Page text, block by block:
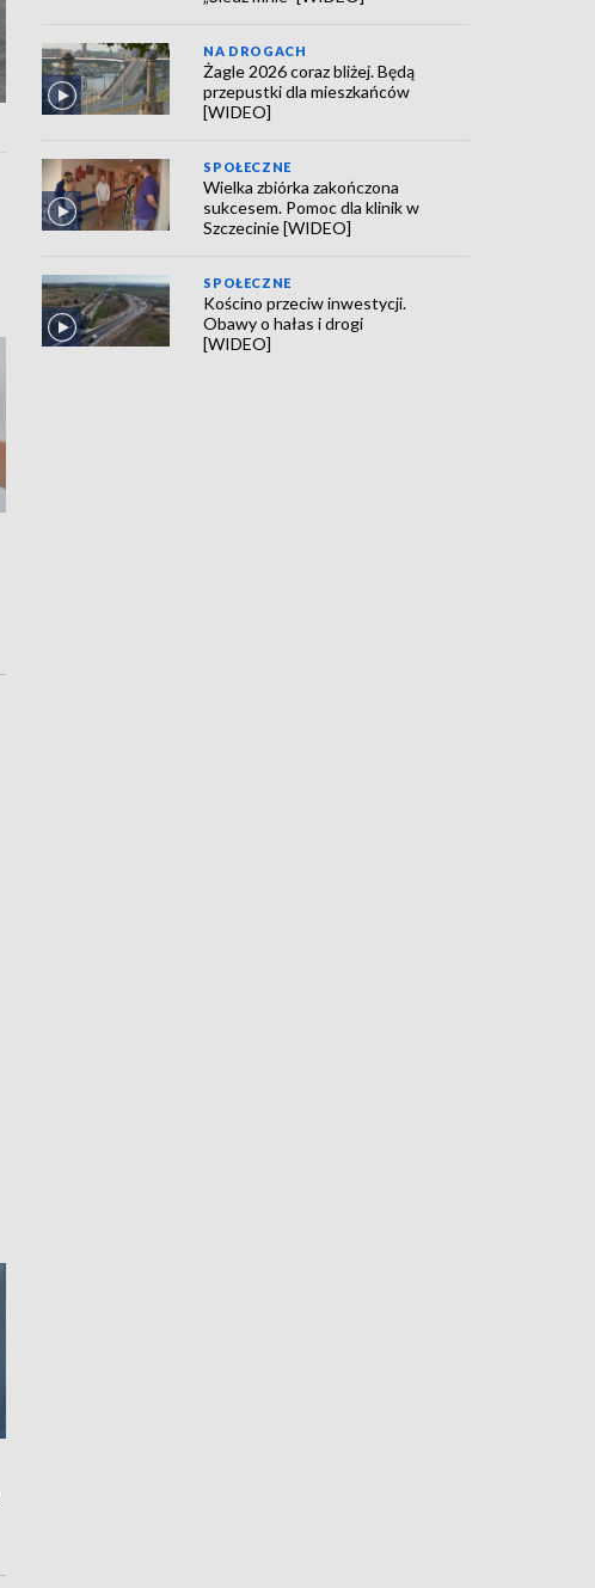
NA DROGACH
Żagle 2026 coraz bliżej. Będą
przepustki dla mieszkańców
[WIDEO]
SPOŁECZNE
Wielka zbiórka zakończona
sukcesem. Pomoc dla klinik w
Szczecinie [WIDEO]
SPOŁECZNE
Kościno przeciw inwestycji.
Obawy o hałas i drogi
[WIDEO]